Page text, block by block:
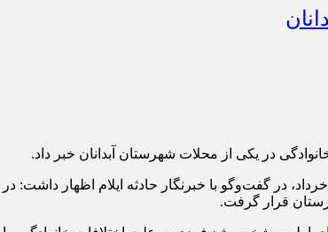
سرهنگ جواد احمدی فرمانده انتظامی شهرستان مهران، صبح سه شنبه۱۹ خرداد، در
قرار گرفت.